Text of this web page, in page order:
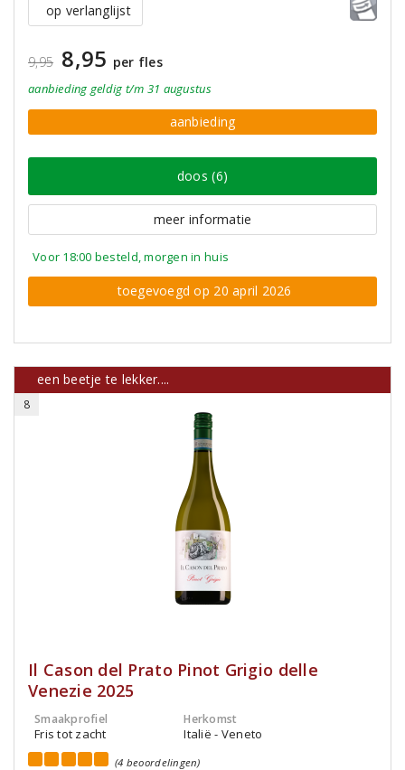
op verlanglijst
9,95 8,95 per fles
aanbieding geldig t/m 31 augustus
aanbieding
doos (6)
meer informatie
Voor 18:00 besteld, morgen in huis
toegevoegd op 20 april 2026
een beetje te lekker....
8
Il Cason del Prato Pinot Grigio delle
Venezie 2025
Smaakprofiel
Fris tot zacht
Herkomst
Italië - Veneto
(4 beoordelingen)